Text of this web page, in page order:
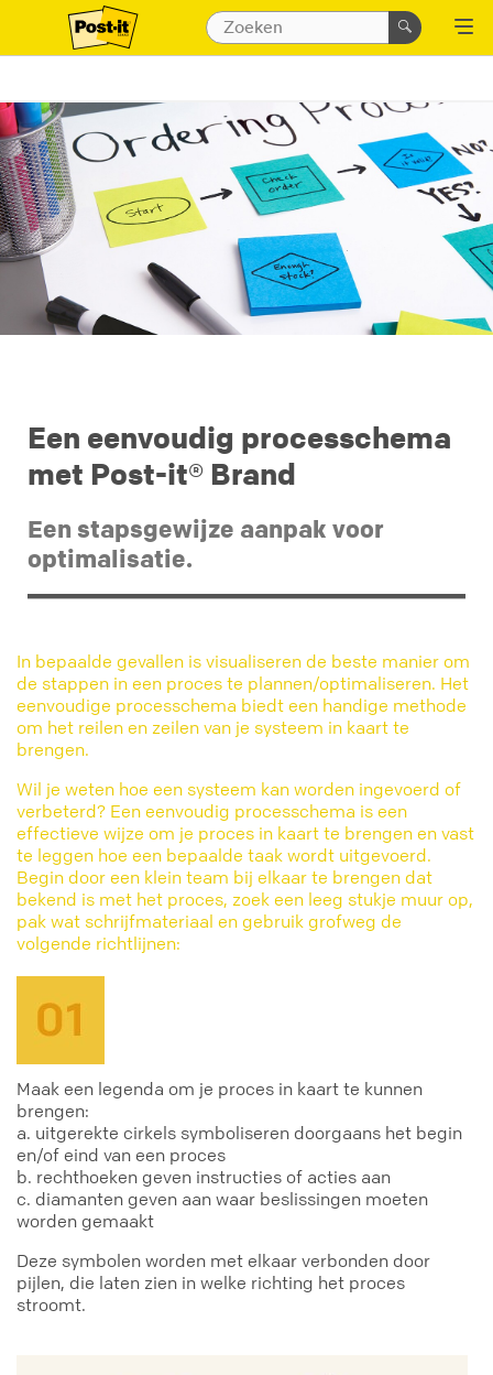
Een eenvoudig processchema
met Post-it® Brand
Een stapsgewijze aanpak voor
optimalisatie.
In bepaalde gevallen is visualiseren de beste manier om
de stappen in een proces te plannen/optimaliseren. Het
eenvoudige processchema biedt een handige methode
om het reilen en zeilen van je systeem in kaart te
brengen.
Wil je weten hoe een systeem kan worden ingevoerd of
verbeterd? Een eenvoudig processchema is een
effectieve wijze om je proces in kaart te brengen en vast
te leggen hoe een bepaalde taak wordt uitgevoerd.
Begin door een klein team bij elkaar te brengen dat
bekend is met het proces, zoek een leeg stukje muur op,
pak wat schrijfmateriaal en gebruik grofweg de
volgende richtlijnen:
Maak een legenda om je proces in kaart te kunnen
brengen:
a. uitgerekte cirkels symboliseren doorgaans het begin
en/of eind van een proces
b. rechthoeken geven instructies of acties aan
c. diamanten geven aan waar beslissingen moeten
worden gemaakt
Deze symbolen worden met elkaar verbonden door
pijlen, die laten zien in welke richting het proces
stroomt.